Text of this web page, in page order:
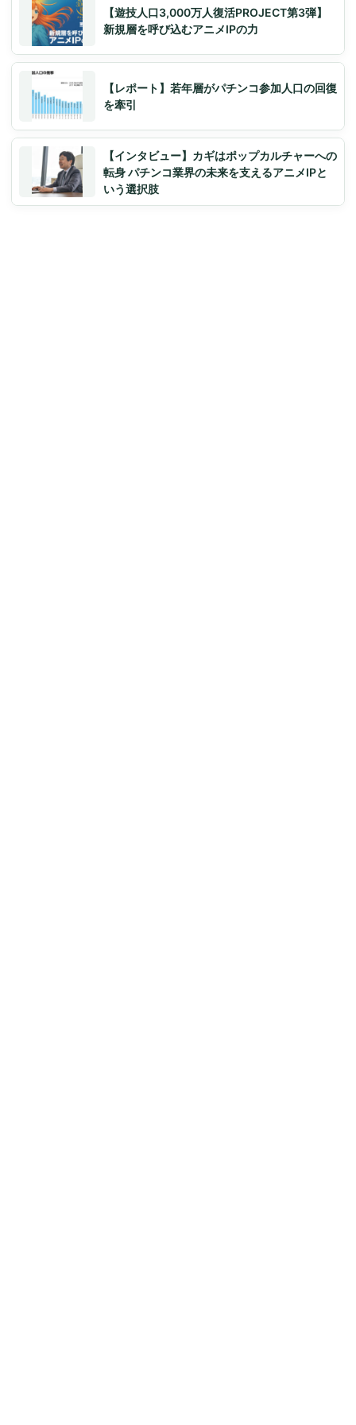
【遊技人口3,000万人復活PROJECT第3弾】
新規層を呼び込むアニメIPの力
【レポート】若年層がパチンコ参加人口の回復
を牽引
【インタビュー】カギはポップカルチャーへの
転身 パチンコ業界の未来を支えるアニメIPと
いう選択肢